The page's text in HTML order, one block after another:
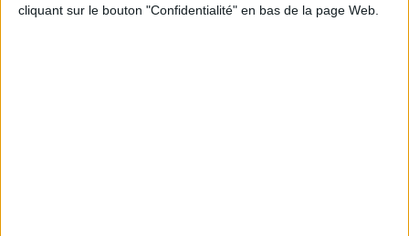
cliquant sur le bouton "Confidentialité" en bas de la page Web.